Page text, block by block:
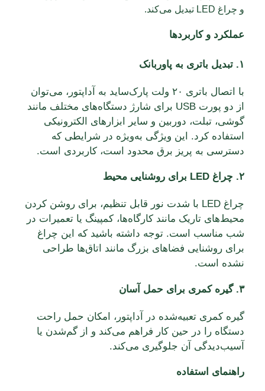
و چراغ LED تبدیل می‌کند.
عملکرد و کاربردها
۱. تبدیل باتری به پاوربانک
با اتصال باتری ۲۰ ولت پارک‌ساید به آداپتور، می‌توان
از دو پورت USB برای شارژ دستگاه‌های مختلف مانند
گوشی، تبلت، دوربین و سایر ابزارهای الکترونیکی
استفاده کرد.
این ویژگی به‌ویژه در شرایطی که
دسترسی به پریز برق محدود است، کاربردی است.
۲. چراغ LED برای روشنایی محیط
چراغ LED با شدت نور قابل تنظیم، برای روشن کردن
محیط‌های تاریک مانند کارگاه‌ها، کمپینگ یا تعمیرات در
شب مناسب است. توجه داشته باشید که این چراغ
برای روشنایی فضاهای بزرگ مانند اتاق‌ها طراحی
نشده است.
۳. گیره کمری برای حمل آسان
گیره کمری تعبیه‌شده در آداپتور، امکان حمل راحت
دستگاه را در حین کار فراهم می‌کند و از گم‌شدن یا
آسیب‌دیدگی آن جلوگیری می‌کند.
راهنمای استفاده